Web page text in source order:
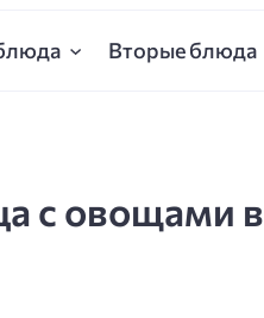
Вторые блюда
с овощами в